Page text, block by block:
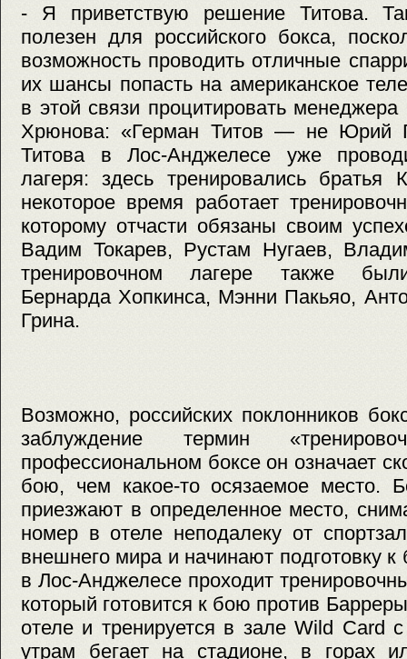
- Я приветствую решение Титова.
полезен для российского бокса,
возможность проводить отличные
их шансы попасть на американское
в этой связи процитировать
Хрюнова: «Герман Титов — не Юрий
Титова в Лос-Анджелесе уже
лагеря: здесь тренировались
некоторое время работает
которому отчасти обязаны своим
Вадим Токарев, Рустам Нугаев,
тренировочном лагере также были
Бернарда Хопкинса, Мэнни Пакьяо,
Грина.
Возможно, российских поклонников
заблуждение термин
профессиональном боксе он означает
бою, чем какое-то осязаемое место.
приезжают в определенное место,
номер в отеле неподалеку от
внешнего мира и начинают подготовку
в Лос-Анджелесе проходит
который готовится к бою против
отеле и тренируется в зале Wild Card
утрам бегает на стадионе, в горах